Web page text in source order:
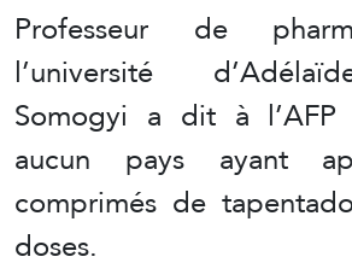
Professeur de
l’université
Somogyi a dit à l’AFP
aucun pays ayant
comprimés de
doses.